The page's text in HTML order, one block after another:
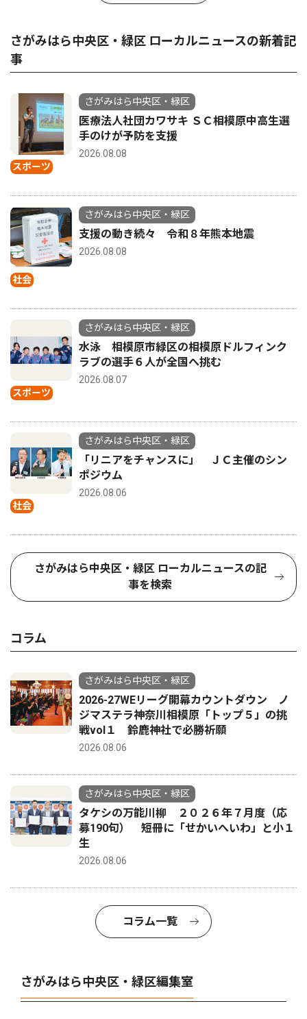
さがみはら中央区・緑区 ローカルニュースの新着記
事
スポーツ
さがみはら中央区・緑区
医療法人社団カワサキ ＳＣ相模原中高生選
手のけが予防を支援
2026.08.08
社会
さがみはら中央区・緑区
支援の動き続々 令和８年熊本地震
2026.08.08
スポーツ
さがみはら中央区・緑区
水泳 相模原市緑区の相模原ドルフィンク
ラブの選手６人が全国へ挑む
2026.08.07
社会
さがみはら中央区・緑区
「リニアをチャンスに」 ＪＣ主催のシン
ポジウム
2026.08.06
さがみはら中央区・緑区 ローカルニュースの記
事を検索
コラム
さがみはら中央区・緑区
2026-27WEリーグ開幕カウントダウン ノ
ジマステラ神奈川相模原「トップ５」の挑
戦vol１ 鈴鹿神社で必勝祈願
2026.08.06
さがみはら中央区・緑区
タケシの万能川柳 ２０２６年７月度（応
募190句） 短冊に「せかいへいわ」と小１
生
2026.08.06
コラム一覧
さがみはら中央区・緑区編集室